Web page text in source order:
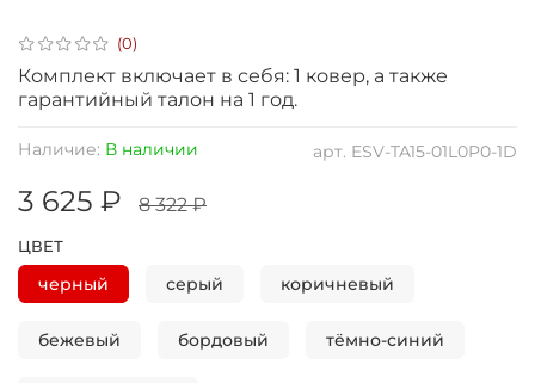
(0)
арт. ESV-TA15-01L0P0-1D
Наличие: В наличии
3 625 ₽ 8 322 ₽
ЦВЕТ
черный серый коричневый
бежевый бордовый тёмно-синий
Комплект включает в себя: 1 ковер, а также
гарантийный талон на 1 год.